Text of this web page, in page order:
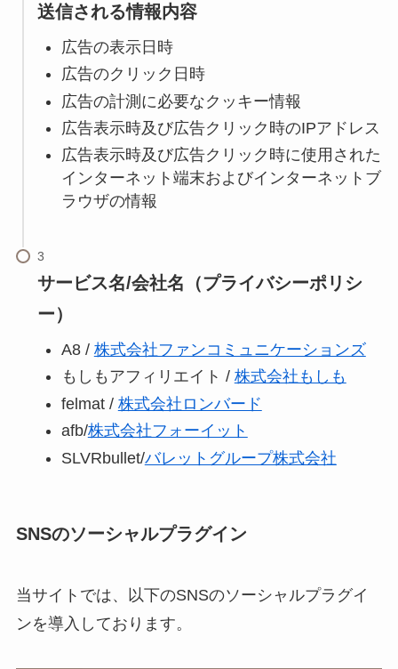
送信される情報内容
広告の表示日時
広告のクリック日時
広告の計測に必要なクッキー情報
広告表示時及び広告クリック時のIPアドレス
広告表示時及び広告クリック時に使用された
インターネット端末およびインターネットブ
ラウザの情報
サービス名/会社名（プライバシーポリシ
ー）
A8 / 株式会社ファンコミュニケーションズ
もしもアフィリエイト / 株式会社もしも
felmat / 株式会社ロンバード
afb/株式会社フォーイット
SLVRbullet/バレットグループ株式会社
SNSのソーシャルプラグイン
当サイトでは、以下のSNSのソーシャルプラグイ
ンを導入しております。